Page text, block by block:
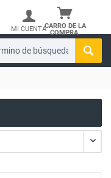
CARRO DE LA
COMPRA.
MI CUENTA